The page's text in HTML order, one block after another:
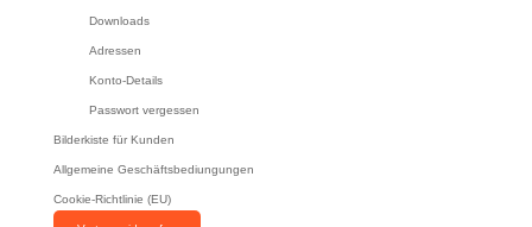
Downloads
Adressen
Konto-Details
Passwort vergessen
Bilderkiste für Kunden
Allgemeine Geschäftsbediungungen
Cookie-Richtlinie (EU)